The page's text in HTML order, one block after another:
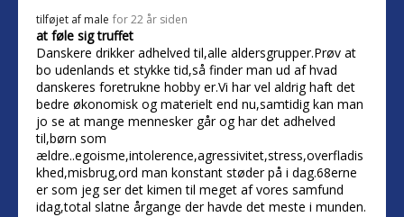
tilføjet af male for 22 år siden
at føle sig truffet
Danskere drikker adhelved til,alle aldersgrupper.Prøv at
bo udenlands et stykke tid,så finder man ud af hvad
danskeres foretrukne hobby er.Vi har vel aldrig haft det
bedre økonomisk og materielt end nu,samtidig kan man
jo se at mange mennesker går og har det adhelved
til,børn som
ældre..egoisme,intolerence,agressivitet,stress,overfladis
khed,misbrug,ord man konstant støder på i dag.68erne
er som jeg ser det kimen til meget af vores samfund
idag,total slatne årgange der havde det meste i munden.